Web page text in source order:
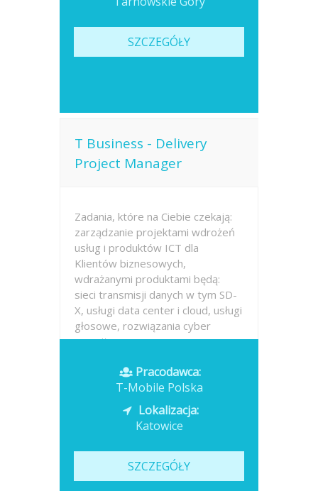
SZCZEGÓŁY
T Business - Delivery
Project Manager
Zadania, które na Ciebie czekają:
zarządzanie projektami wdrożeń
usług i produktów ICT dla
Klientów biznesowych,
wdrażanymi produktami będą:
sieci transmisji danych w tym SD-
X, usługi data center i cloud, usługi
głosowe, rozwiązania cyber
security,...
Opublikowano: dzisiajPracodawca:
T-Mobile Polska
Lokalizacja:
Katowice
SZCZEGÓŁY